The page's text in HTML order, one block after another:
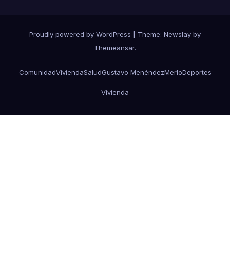
Proudly powered by WordPress Theme: Newslay by
Themeansar.
ComunidadViviendaSaludGustavo MenéndezMerloDeportes
Vivienda